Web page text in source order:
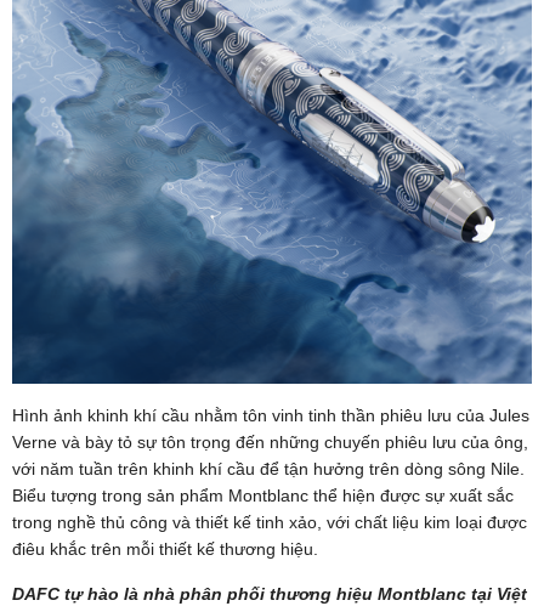
Hình ảnh khinh khí cầu nhằm tôn vinh tinh thần phiêu lưu của Jules
Verne và bày tỏ sự tôn trọng đến những chuyến phiêu lưu của ông,
với năm tuần trên khinh khí cầu để tận hưởng trên dòng sông Nile.
Biểu tượng trong sản phẩm Montblanc thể hiện được sự xuất sắc
trong nghề thủ công và thiết kế tinh xảo, với chất liệu kim loại được
điêu khắc trên mỗi thiết kế thương hiệu.
DAFC tự hào là nhà phân phối thương hiệu Montblanc tại Việt